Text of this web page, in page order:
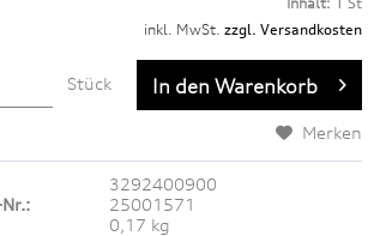
inkl. MwSt. zzgl. Versandkosten
Stück In den Warenkorb
Merken
3292400900
25001571
0,17 kg